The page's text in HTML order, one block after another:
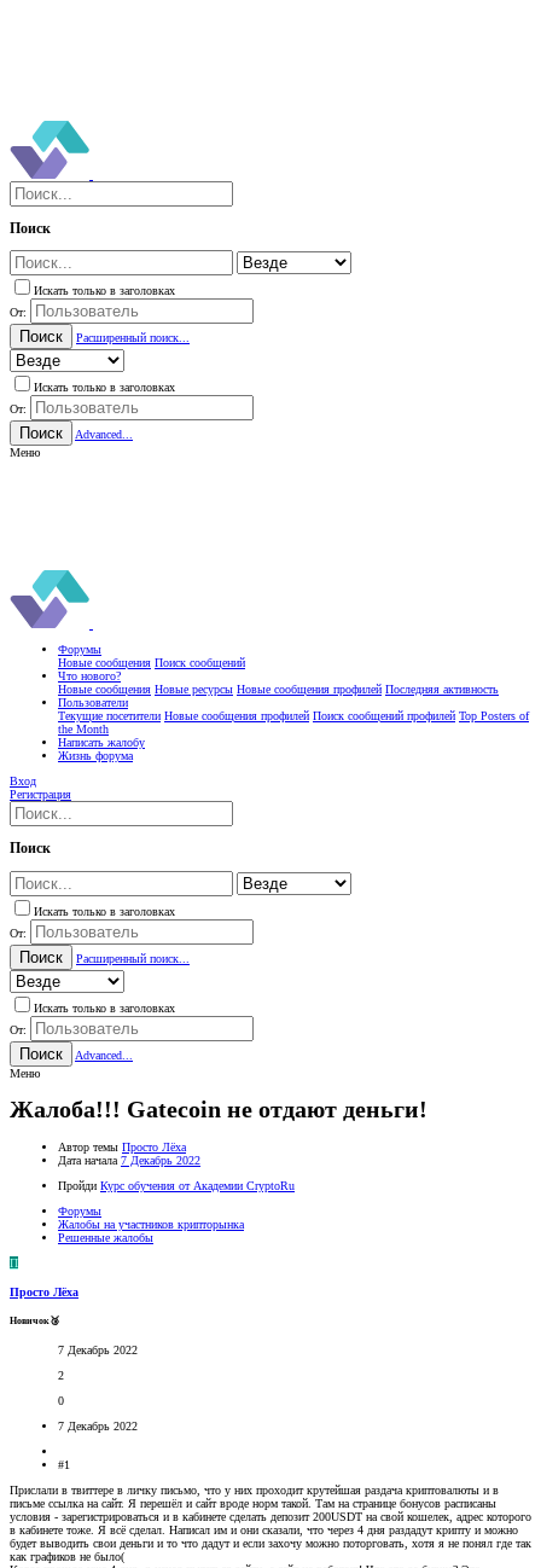
Поиск
Искать только в заголовках
От:
Поиск Расширенный поиск...
Искать только в заголовках
От:
Поиск
Advanced...
Меню
Форумы
Новые сообщения Поиск сообщений
Что нового?
Новые сообщения Новые ресурсы Новые сообщения профилей Последняя активность
Пользователи
Текущие посетители Новые сообщения профилей Поиск сообщений профилей Top Posters of
the Month
Написать жалобу
Жизнь форума
Вход
Регистрация
Поиск
Искать только в заголовках
От:
Поиск Расширенный поиск...
Искать только в заголовках
От:
Поиск
Advanced...
Меню
Жалоба!!! Gatecoin не отдают деньги!
Автор темы Просто Лёха
Дата начала 7 Декабрь 2022
Пройди Курс обучения от Академии CryptoRu
Форумы
Жалобы на участников крипторынка
Решенные жалобы
П
Просто Лёха
Новичок🥉
7 Декабрь 2022
2
0
7 Декабрь 2022
#1
Прислали в твиттере в личку письмо, что у них проходит крутейшая раздача криптовалюты и в
письме ссылка на сайт. Я перешёл и сайт вроде норм такой. Там на странице бонусов расписаны
условия - зарегистрироваться и в кабинете сделать депозит 200USDT на свой кошелек, адрес которого
в кабинете тоже. Я всё сделал. Написал им и они сказали, что через 4 дня раздадут крипту и можно
будет выводить свои деньги и то что дадут и если захочу можно поторговать, хотя я не понял где так
как графиков не было(